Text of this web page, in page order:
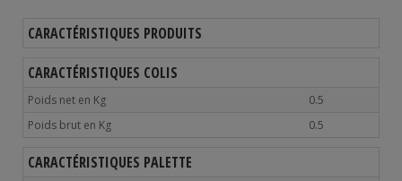
CARACTÉRISTIQUES PRODUITS
CARACTÉRISTIQUES COLIS
Poids net en Kg
0.5
Poids brut en Kg
0.5
CARACTÉRISTIQUES PALETTE